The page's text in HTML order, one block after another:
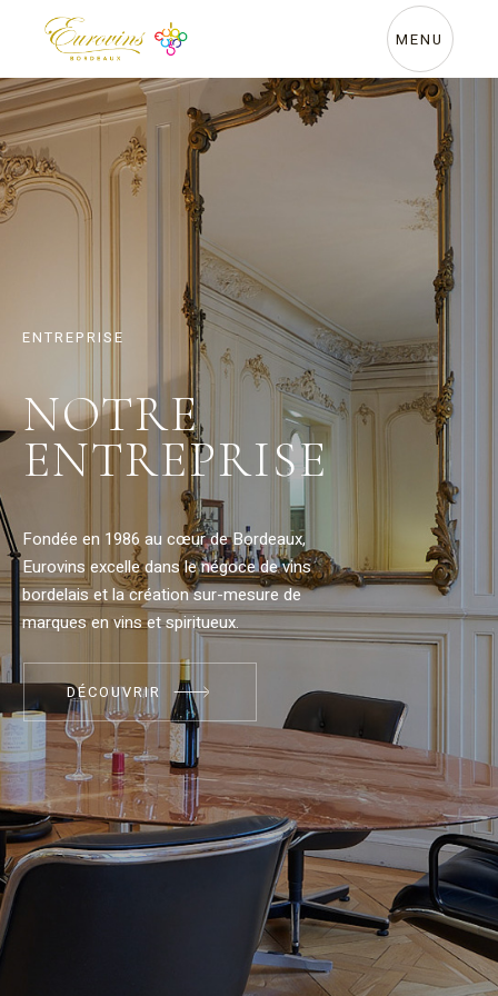
MENU
DÉCOUVRIR
ENTREPRISE
NOTRE
ENTREPRISE
Fondée en 1986 au cœur de Bordeaux,
Eurovins excelle dans le négoce de vins
bordelais et la création sur-mesure de
marques en vins et spiritueux.